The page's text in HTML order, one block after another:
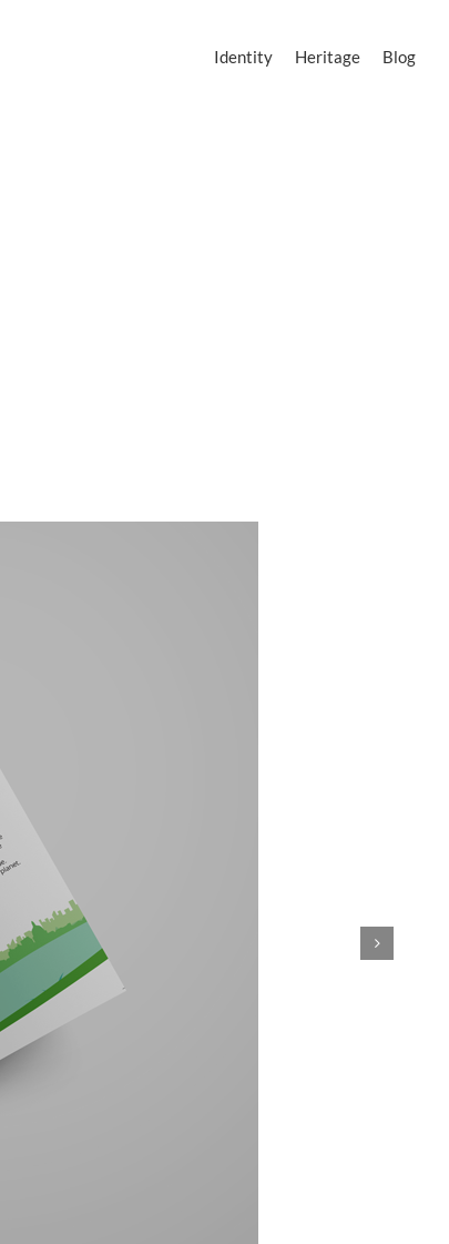
Identity Heritage Blog